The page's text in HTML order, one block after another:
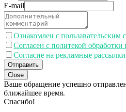
E-mail
Ознакомлен с пользавательским
Согласен с политекой
Согласие на рекламные
Отправить
Close
Ваше обращение успешно
ближайшее время.
Спасибо!